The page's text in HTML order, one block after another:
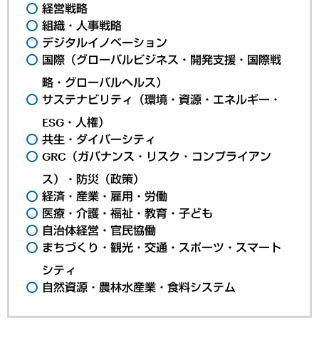
経営戦略
組織・人事戦略
デジタルイノベーション
国際（グローバルビジネス・開発支援・国際戦
略・グローバルヘルス）
サステナビリティ（環境・資源・エネルギー・
ESG・人権）
共生・ダイバーシティ
GRC（ガバナンス・リスク・コンプライアン
ス）・防災（政策）
経済・産業・雇用・労働
医療・介護・福祉・教育・子ども
自治体経営・官民協働
まちづくり・観光・交通・スポーツ・スマート
シティ
自然資源・農林水産業・食料システム